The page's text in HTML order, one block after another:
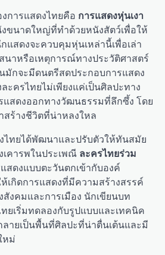
การแสดงไทยคือ การแสดงหุ่นเงา
ขนาดใหญ่ที่ทำด้วยหนังสัตว์เพื่อให้
แสดงจะควบคุมหุ่นเหล่านี้เพื่อเล่า
นาหรือเหตุการณ์ทางประวัติศาสตร์
มักจะมีดนตรีสดประกอบการแสดง
ะครไทยไม่เพียงแค่เป็นศิลปะทาง
แสดงออกทางวัฒนธรรมที่ลึกซึ้ง โดย
ร้างชีวิตที่น่าหลงใหล
ไทยได้พัฒนาและปรับตัวให้ทันสมัย
คารพในประเพณี ละครไทยร่วม
สดงแบบตะวันตกเข้ากับองค์
เกิดการแสดงที่มีความสร้างสรรค์
งคมและการเมือง นักเขียนบท
ยเริ่มทดลองกับรูปแบบและเทคนิค
ลายเป็นพื้นที่ศิลปะที่น่าตื่นเต้นและมี
หม่